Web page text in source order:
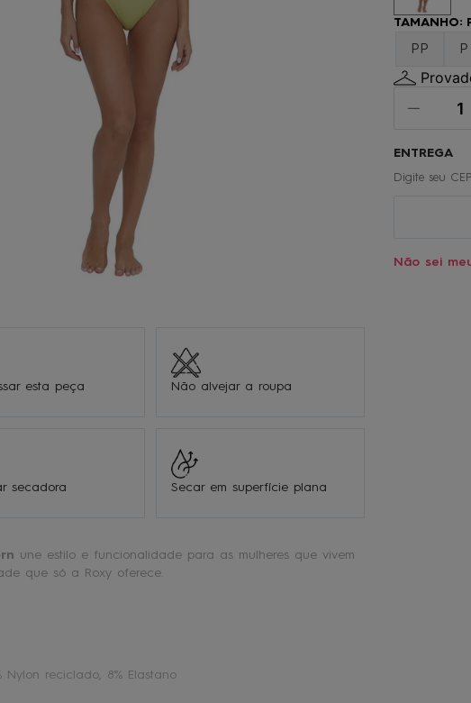
esta peça Não alvejar a roupa
secadora Secar em superfície plana
une estilo e funcionalidade para as mulheres que vivem
que só a Roxy oferece.
Nylon reciclado, 8% Elastano
TAMANHO:
PP P
Não sei
gorro
10 º regata